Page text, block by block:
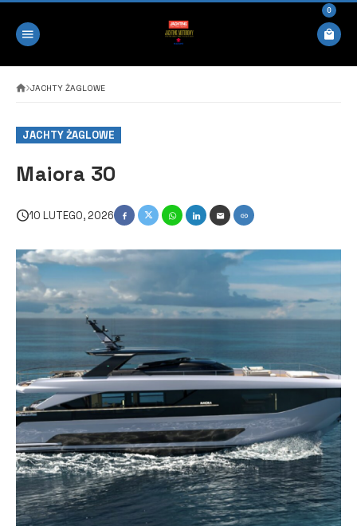
0
JACHTY ŻAGLOWE
JACHTY ŻAGLOWE
Maiora 30
10 LUTEGO, 2026